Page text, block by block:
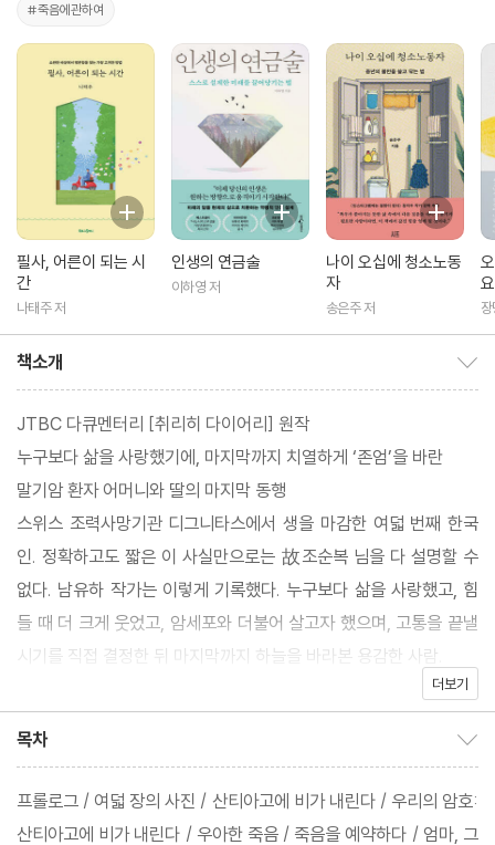
#죽음에관하여
필사, 어른이 되는 시
간
나태주 저
인생의 연금술
이하영 저
나이 오십에 청소노동
자
송은주 저
요
책소개
JTBC 다큐멘터리 [취리히 다이어리] 원작
누구보다 삶을 사랑했기에, 마지막까지 치열하게 ‘존엄’을 바란
말기암 환자 어머니와 딸의 마지막 동행
스위스 조력사망기관 디그니타스에서 생을 마감한 여덟 번째 한국
인. 정확하고도 짧은 이 사실만으로는 故조순복 님을 다 설명할 수
없다. 남유하 작가는 이렇게 기록했다. 누구보다 삶을 사랑했고, 힘
들 때 더 크게 웃었고, 암세포와 더불어 살고자 했으며, 고통을 끝낼
시기를 직접 결정한 뒤 마지막까지 하늘을 바라본 용감한 사람.
『오늘이 내일이면 좋겠다』는 긴 투병 끝에 마지막 자기 결정권을 행
복 님에 대한 기록이다. 동시에 그 선택을 딸로서 또 같은 인간으로
서 지켜보고, 동행하고, 한국에 돌아와 그 존엄한 죽음 이후를 맞닥
뜨린 소설가 남유하의 이야기이기도 하다. 두 사람이 함께한 시간들,
더보기
목차
프롤로그 / 여덟 장의 사진 / 산티아고에 비가 내린다 / 우리의 암호:
산티아고에 비가 내린다 / 우아한 죽음 / 죽음을 예약하다 / 엄마, 그